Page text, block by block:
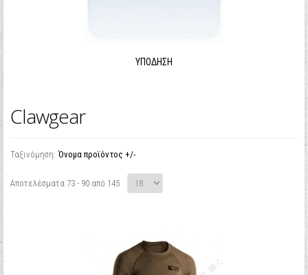
ΥΠΌΔΗΣΗ
Clawgear
Ταξινόμηση: Όνομα προϊόντος +/-
Αποτελέσματα 73 - 90 από 145